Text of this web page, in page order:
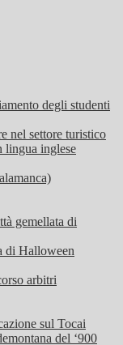
degli studenti
nel settore turistico
lingua inglese
gemellata di
di Halloween
arbitri
sul Tocai
del ‘900